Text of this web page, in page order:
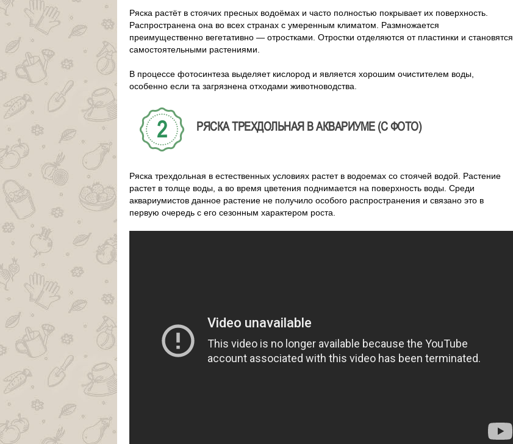
Ряска растёт в стоячих пресных водоёмах и часто полностью покрывает их поверхность.
Распространена она во всех странах с умеренным климатом. Размножается
преимущественно вегетативно — отростками. Отростки отделяются от пластинки и становятся
самостоятельными растениями.
В процессе фотосинтеза выделяет кислород и является хорошим очистителем воды,
особенно если та загрязнена отходами животноводства.
РЯСКА ТРЕХДОЛЬНАЯ В АКВАРИУМЕ (С ФОТО)
Ряска трехдольная в естественных условиях растет в водоемах со стоячей водой. Растение
растет в толще воды, а во время цветения поднимается на поверхность воды. Среди
аквариумистов данное растение не получило особого распространения и связано это в
первую очередь с его сезонным характером роста.